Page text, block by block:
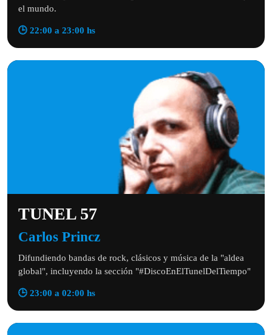
el mundo.
🕒 22:00 a 23:00 hs
TUNEL 57
Carlos Princz
Difundiendo bandas de rock, clásicos y música de la "aldea
global", incluyendo la sección "#DiscoEnElTunelDelTiempo"
🕒 23:00 a 02:00 hs